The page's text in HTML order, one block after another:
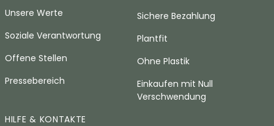
Unsere Werte
Soziale Verantwortung
Offene Stellen
Pressebereich
Sichere Bezahlung
Plantfit
Ohne Plastik
Einkaufen mit Null
Verschwendung
HILFE & KONTAKTE